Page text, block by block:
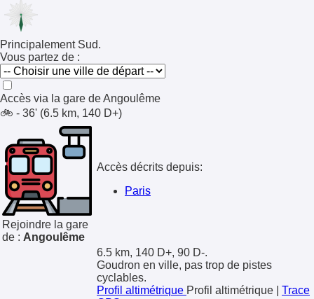
Principalement Sud.
Vous partez de :
Accès via la gare deAngoulême
🚲 - 36' (6.5 km, 140 D+)
Rejoindre la gare
de : Angoulême
Accès décrits depuis:
Paris
6.5 km, 140 D+, 90 D-.
Goudron en ville, pas trop de pistes
cyclables.
Profil altimétrique Profil altimétrique
Trace